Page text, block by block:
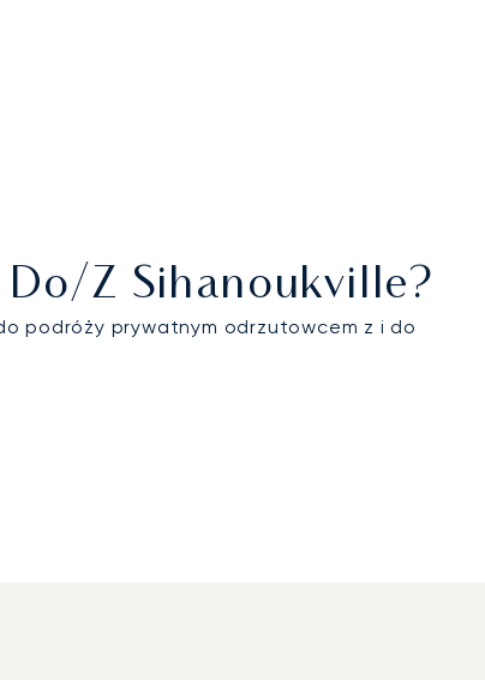
Do/z Sihanoukville?
podróży prywatnym odrzutowcem z i do